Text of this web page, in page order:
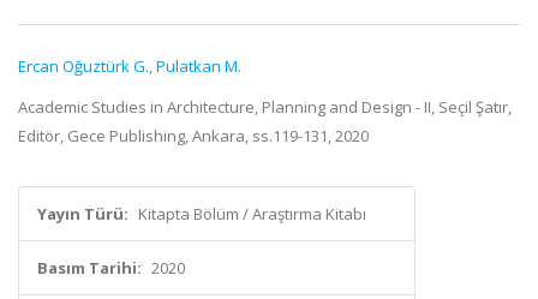
Ercan Oğuztürk G.,Pulatkan M.
Academic Studies in Architecture, Planning and Design - II, Seçil Şatır,
Editör, Gece Publishing, Ankara, ss.119-131, 2020
Yayın Türü: Kitapta Bölüm / Araştırma Kitabı
Basım Tarihi: 2020